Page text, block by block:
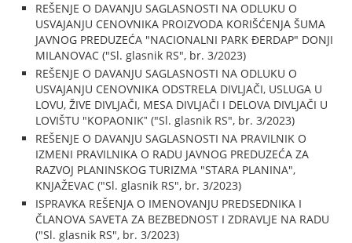
REŠENJE O DAVANJU SAGLASNOSTI NA ODLUKU O
USVAJANJU CENOVNIKA PROIZVODA KORIŠĆENJA ŠUMA
JAVNOG PREDUZEĆA "NACIONALNI PARK ĐERDAP" DONJI
MILANOVAC ("Sl. glasnik RS", br. 3/2023)
REŠENJE O DAVANJU SAGLASNOSTI NA ODLUKU O
USVAJANJU CENOVNIKA ODSTRELA DIVLJAČI, USLUGA U
LOVU, ŽIVE DIVLJAČI, MESA DIVLJAČI I DELOVA DIVLJAČI U
LOVIŠTU "KOPAONIKˮ ("Sl. glasnik RS", br. 3/2023)
REŠENJE O DAVANJU SAGLASNOSTI NA PRAVILNIK O
IZMENI PRAVILNIKA O RADU JAVNOG PREDUZEĆA ZA
RAZVOJ PLANINSKOG TURIZMA "STARA PLANINA",
KNJAŽEVAC ("Sl. glasnik RS", br. 3/2023)
ISPRAVKA REŠENJA O IMENOVANJU PREDSEDNIKA I
ČLANOVA SAVETA ZA BEZBEDNOST I ZDRAVLJE NA RADU
("Sl. glasnik RS", br. 3/2023)